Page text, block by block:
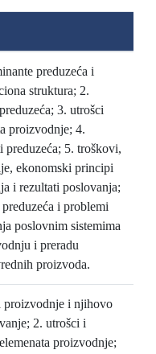
preduzeća i
struktura; 2.
3. utrošci
proizvodnje; 4.
preduzeća; 5. troškovi,
ekonomski principi
i rezultati poslovanja;
i problemi
poslovnim sistemima
i preradu
proizvoda.
proizvodnje i njihovo
2. utrošci i
proizvodnje;